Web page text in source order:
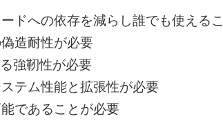
ドへの依存を減らし誰でも使える
造耐性が必要
強靭性が必要
テム性能と拡張性が必要
であることが必要